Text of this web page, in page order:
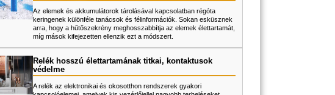
Az elemek és akkumulátorok tárolásával kapcsolatban régóta
keringenek különféle tanácsok és félinformációk. Sokan esküsznek
arra, hogy a hűtőszekrény meghosszabbítja az elemek élettartamát,
míg mások kifejezetten ellenzik ezt a módszert.
Relék hosszú élettartamának titkai, kontaktusok
védelme
A relék az elektronikai és okosotthon rendszerek gyakori